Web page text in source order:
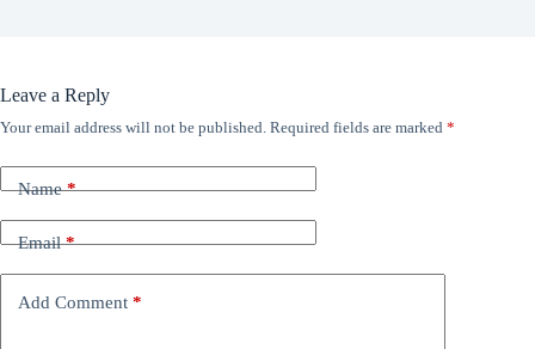
Leave a Reply
Your email address will not be published. Required fields are marked *
Name*
Email*
Add Comment *